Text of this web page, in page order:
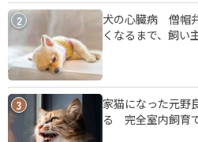
2
犬の心臓病 僧帽
くなるまで、飼い
3
家猫になった元野
る 完全室内飼育